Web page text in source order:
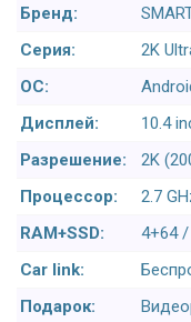
Бренд:
Серия:
2K
ОС:
Дисплей:
10.4
Разрешение:
2K
Процессор:
2.7
RAM+SSD:
4+64
Car link:
Подарок: